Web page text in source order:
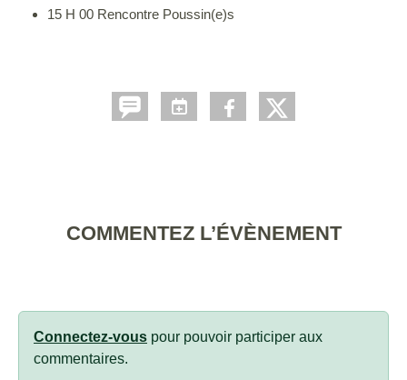
15 H 00 Rencontre Poussin(e)s
COMMENTEZ L’ÉVÈNEMENT
Connectez-vous pour pouvoir participer aux
commentaires.